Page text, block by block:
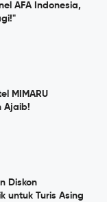
AFA Indonesia,
MIMARU
Ajaib!
Diskon
untuk Turis Asing